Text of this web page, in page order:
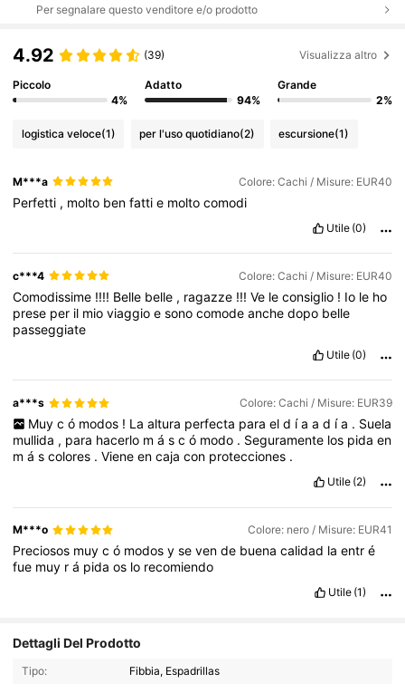
Per segnalare questo venditore e/o prodotto
4.92 (39) Visualizza altro
Piccolo
4%
Adatto
94%
Grande
2%
logistica veloce(1) per l'uso quotidiano(2) escursione(1)
M***a Colore: Cachi / Misure: EUR40
Perfetti , molto benfattie moltocomodi
Utile (0)
c***4 Colore: Cachi / Misure: EUR40
Comodissime !!!! Belle belle , ragazze !!!Ve leconsiglio ! Io le ho
prese per il mioviaggioesonocomodeanchedopo belle
passeggiate
Utile (0)
a***s Colore: Cachi / Misure: EUR39
Muy c ó modos ! La altura perfecta para el d ía a d ía . Suela
mullida , para hacerlo máscó modo . Seguramente los pidaen
máscolores .Vieneencajacon protecciones .
Utile (2)
M***o Colore: nero / Misure: EUR41
Preciosos muycó modosysevende buenacalidad laentré
fue muy rá pidaos lo recomiendo
Utile (1)
Dettagli Del Prodotto
Tipo: Fibbia, Espadrillas